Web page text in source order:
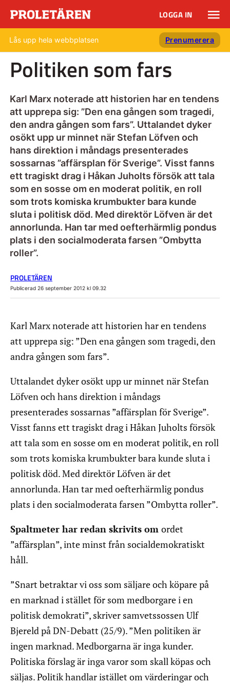
LOGGA IN
Lås upp hela webbplatsen Prenumerera
Politiken som fars
Karl Marx noterade att historien har en tendens
att upprepa sig: ”Den ena gången som tragedi,
den andra gången som fars”. Uttalandet dyker
osökt upp ur minnet när Stefan Löfven och
hans direktion i måndags presenterades
sossarnas ”affärsplan för Sverige”. Visst fanns
ett tragiskt drag i Håkan Juholts försök att tala
som en sosse om en moderat politik, en roll
som trots komiska krumbukter bara kunde
sluta i politisk död. Med direktör Löfven är det
annorlunda. Han tar med oefterhärmlig pondus
plats i den socialmoderata farsen ”Ombytta
roller”.
PROLETÄREN
Publicerad 26 september 2012 kl 09.32
Karl Marx noterade att historien har en tendens
att upprepa sig: ”Den ena gången som tragedi, den
andra gången som fars”.
Uttalandet dyker osökt upp ur minnet när Stefan
Löfven och hans direktion i måndags
presenterades sossarnas ”affärsplan för Sverige”.
Visst fanns ett tragiskt drag i Håkan Juholts försök
att tala som en sosse om en moderat politik, en roll
som trots komiska krumbukter bara kunde sluta i
politisk död. Med direktör Löfven är det
annorlunda. Han tar med oefterhärmlig pondus
plats i den socialmoderata farsen ”Ombytta roller”.
Spaltmeter har redan skrivits om ordet
”affärsplan”, inte minst från socialdemokratiskt
håll.
”Snart betraktar vi oss som säljare och köpare på
en marknad i stället för som medborgare i en
politisk demokrati”, skriver samvetssossen Ulf
Bjereld på DN-Debatt (25/9). ”Men politiken är
ingen marknad. Medborgarna är inga kunder.
Politiska förslag är inga varor som skall köpas och
säljas. Politik handlar istället om värderingar och